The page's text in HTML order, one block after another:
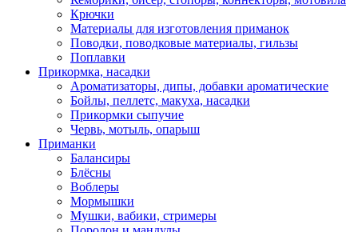
Крючки
Материалы для изготовления приманок
Поводки, поводковые материалы, гильзы
Поплавки
Прикормка, насадки
Ароматизаторы, дипы, добавки ароматические
Бойлы, пеллетс, макуха, насадки
Прикормки сыпучие
Червь, мотыль, опарыш
Приманки
Балансиры
Блёсны
Воблеры
Мормышки
Мушки, вабики, стримеры